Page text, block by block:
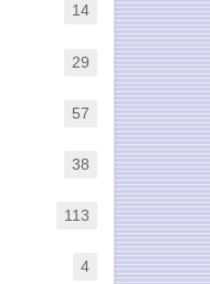
14
29
57
38
113
4